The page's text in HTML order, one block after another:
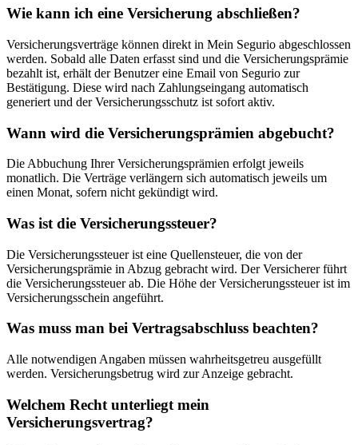
Wie kann ich eine Versicherung abschließen?
Versicherungsverträge können direkt in Mein Segurio abgeschlossen
werden. Sobald alle Daten erfasst sind und die Versicherungsprämie
bezahlt ist, erhält der Benutzer eine Email von Segurio zur
Bestätigung. Diese wird nach Zahlungseingang automatisch
generiert und der Versicherungsschutz ist sofort aktiv.
Wann wird die Versicherungsprämien abgebucht?
Die Abbuchung Ihrer Versicherungsprämien erfolgt jeweils
monatlich. Die Verträge verlängern sich automatisch jeweils um
einen Monat, sofern nicht gekündigt wird.
Was ist die Versicherungssteuer?
Die Versicherungssteuer ist eine Quellensteuer, die von der
Versicherungsprämie in Abzug gebracht wird. Der Versicherer führt
die Versicherungssteuer ab. Die Höhe der Versicherungssteuer ist im
Versicherungsschein angeführt.
Was muss man bei Vertragsabschluss beachten?
Alle notwendigen Angaben müssen wahrheitsgetreu ausgefüllt
werden. Versicherungsbetrug wird zur Anzeige gebracht.
Welchem Recht unterliegt mein
Versicherungsvertrag?